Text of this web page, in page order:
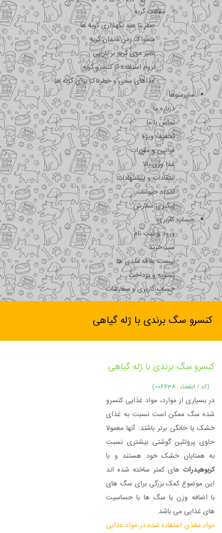
مقالات گربه
صفر تا صد نگهداری گربه ها
مسواک زدن دندان گربه
تاثیر موی گربه بر نازایی
لزوم استفاده از کنسرو گربه
غذاهای سمی و خطرناک برای گربه ها
سایرمنوها
درباره ما
تماس با ما
تخفیف ویژه
قوانین و مقررات
غذا وزن بالا
انتقادات و پیشنهادات
امداد حیوانات
پیگیری سفارش
حساب کاربری
ورود و ثبت نام
سبد خرید
لیست علاقه مندی ها
تسویه و پرداخت
حساب کاربری و سفارشات
کنسرو سگ برندی با ژله گیاهی
کنسرو سگ برندی با ژله گیاهی
(کد / انقضاء : 006438)
در بسیاری از موارد، مواد غذایی کنسرو
شده سگ ممکن است نسبت به غذای
خشک یا خانگی برتر باشند. آنها معمولا
حاوی پروتئین گوشتی بیشتری نسبت
به همتایان خشک خود هستند و با
کربوهیدرات های کمتر ساخته شده اند
این موضوع کمک بزرگی برای سگ های
با اضافه وزن یا سگ ها با حساسیت
های غذایی می باشد.
مواد مغذی استفاده شده در مواد غذایی